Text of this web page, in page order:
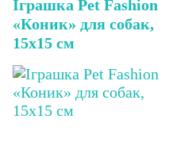
Іграшка Pet Fashion
«Коник» для собак,
15х15 см